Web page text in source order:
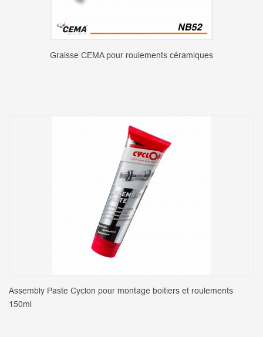
Graisse CEMA pour roulements céramiques
Assembly Paste Cyclon pour montage boitiers et roulements
150ml